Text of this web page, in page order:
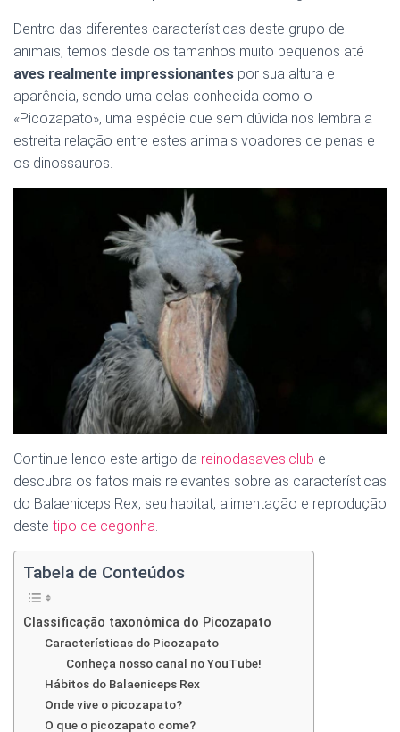
Dentro das diferentes características deste grupo de
animais, temos desde os tamanhos muito pequenos até
aves realmente impressionantes por sua altura e
aparência, sendo uma delas conhecida como o
«Picozapato», uma espécie que sem dúvida nos lembra a
estreita relação entre estes animais voadores de penas e
os dinossauros.
Continue lendo este artigo da reinodasaves.club e
descubra os fatos mais relevantes sobre as características
do Balaeniceps Rex, seu habitat, alimentação e reprodução
deste tipo de cegonha
Tabela de Conteúdos
Classificação taxonômica do Picozapato
Características do Picozapato
Conheça nosso canal no YouTube!
Hábitos do Balaeniceps Rex
Onde vive o picozapato?
O que o picozapato come?